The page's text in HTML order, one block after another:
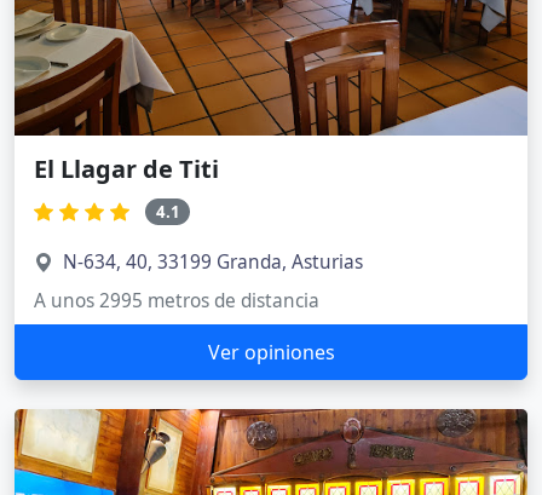
El Llagar de Titi
4.1
N-634, 40, 33199 Granda, Asturias
A unos 2995 metros de distancia
Ver opiniones